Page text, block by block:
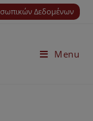
Δεδομένων
Menu